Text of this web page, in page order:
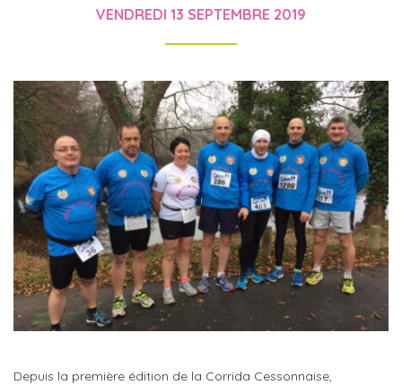
VENDREDI 13 SEPTEMBRE 2019
Depuis la première édition de la Corrida Cessonnaise,